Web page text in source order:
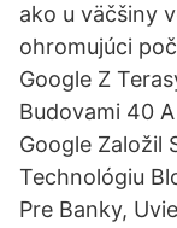
ako u väčšiny
ohromujúci
Google Z
Budovami 40
Google Založil
Technológiu
Pre Banky,